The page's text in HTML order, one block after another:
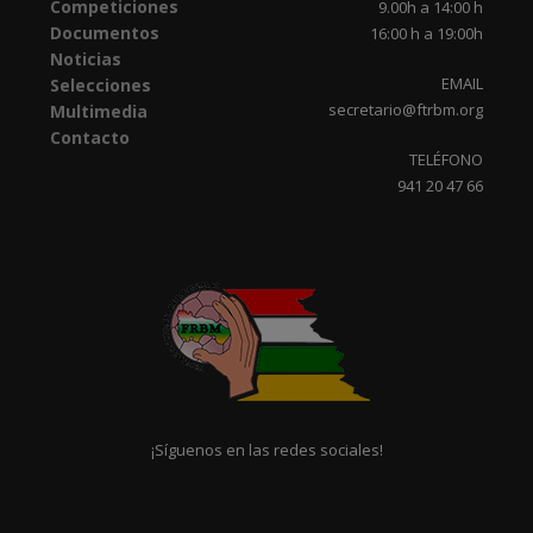
Competiciones
Documentos
Noticias
Selecciones
Multimedia
Contacto
9.00h a 14:00 h
16:00 h a 19:00h
EMAIL
secretario@ftrbm.org
TELÉFONO
941 20 47 66
¡Síguenos en las redes sociales!